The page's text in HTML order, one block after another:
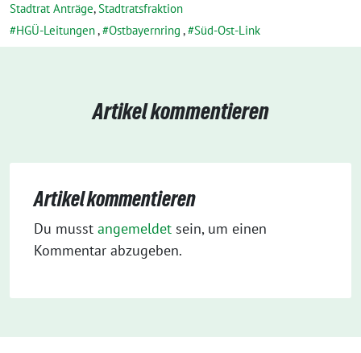
Stadtrat Anträge,Stadtratsfraktion
HGÜ-Leitungen, Ostbayernring , Süd-Ost-Link
Artikel kommentieren
Artikel kommentieren
Du musst angemeldet sein, um einen
Kommentar abzugeben.